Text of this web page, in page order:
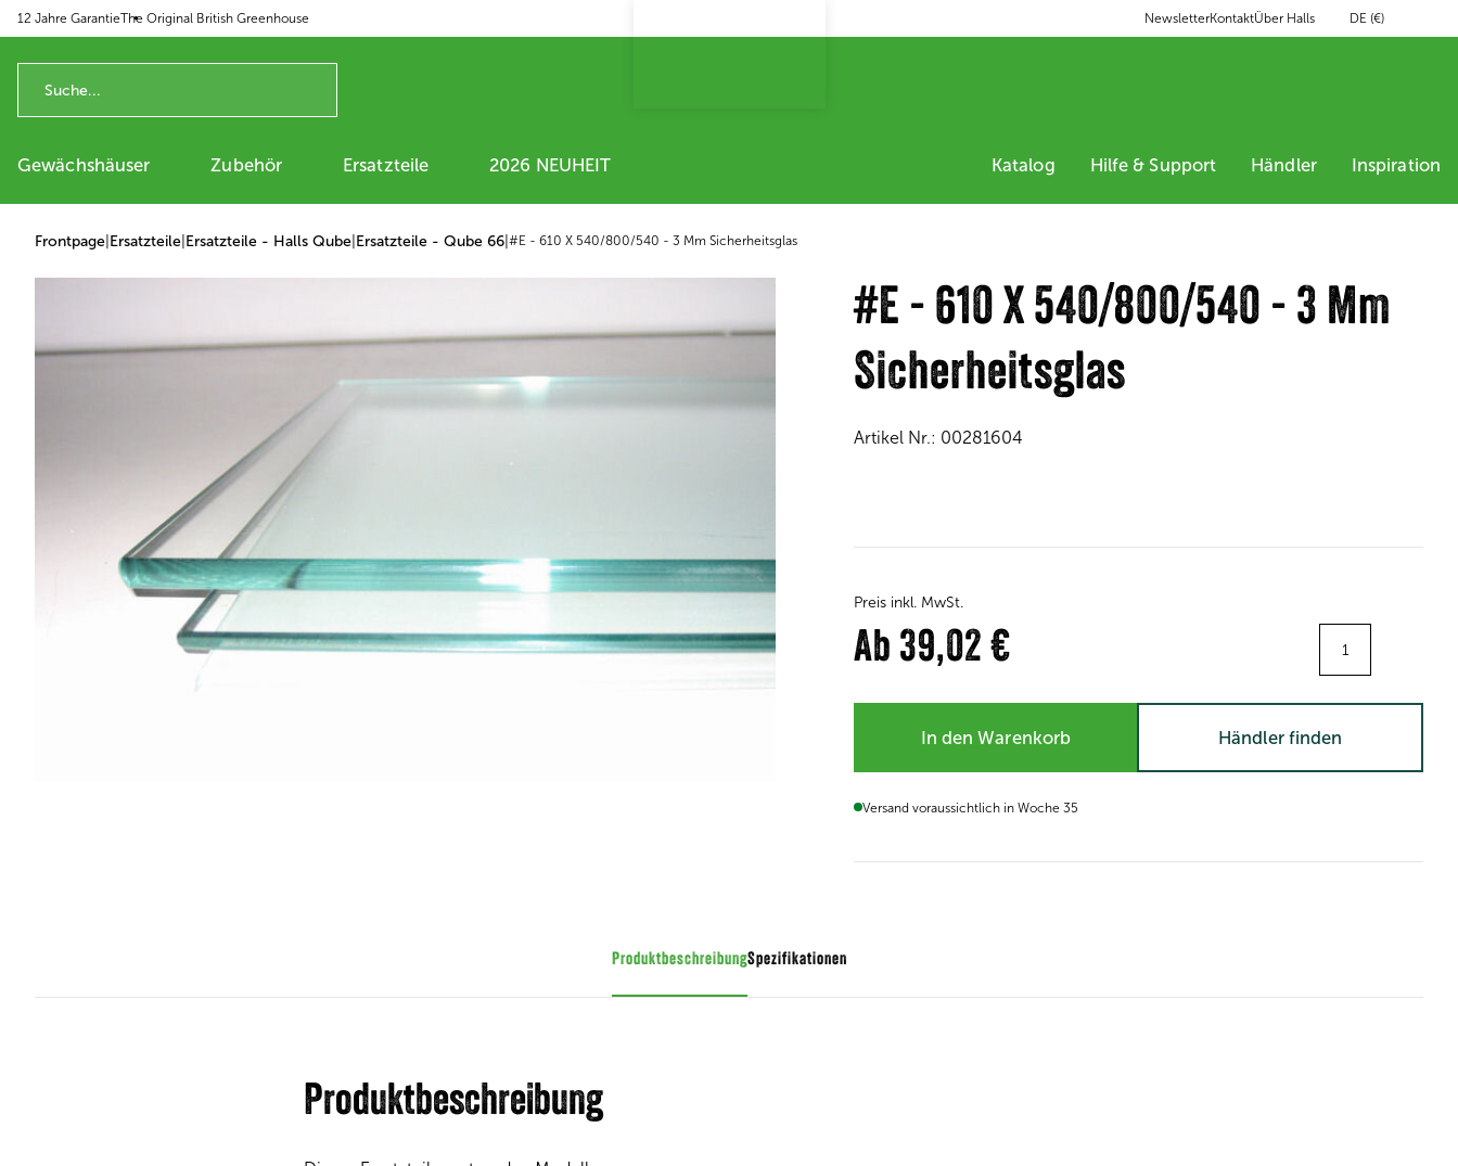
12 Jahre GarantieThe Original British Greenhouse NewsletterKontaktÜber Halls DE (€)
Gewächshäuser Zubehör Ersatzteile 2026 NEUHEIT Katalog Hilfe & Support Händler Inspiration
Frontpage Ersatzteile Ersatzteile - Halls Qube Ersatzteile - Qube 66 #E - 610 X 540/800/540 - 3 Mm Sicherheitsglas
#E - 610 X 540/800/540 - 3 Mm
Sicherheitsglas
Artikel Nr.: 00281604
Preis inkl. MwSt.
Ab 39,02 €
In den Warenkorb Händler finden
Versand voraussichtlich in Woche 35
ProduktbeschreibungSpezifikationen
Produktbeschreibung